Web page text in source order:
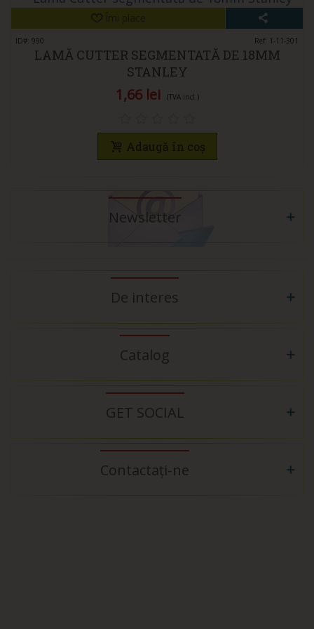
ID#: 990 Ref: 1-11-301
LAMĂ CUTTER SEGMENTATĂ DE 18MM
STANLEY
1,66 lei (TVA incl.)
Adaugă în coș
Newsletter
De interes
Catalog
GET SOCIAL
Contactați-ne